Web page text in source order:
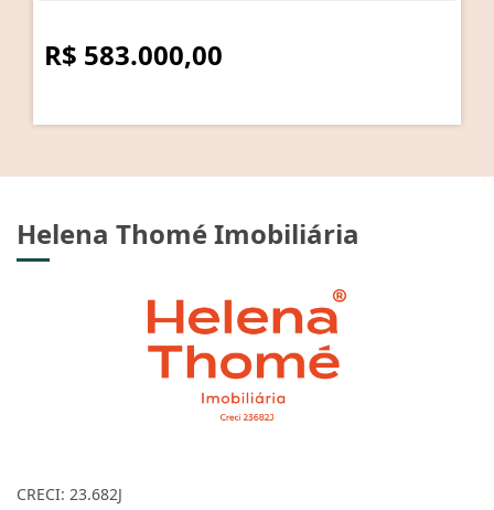
R$ 583.000,00
Helena Thomé Imobiliária
CRECI: 23.682J